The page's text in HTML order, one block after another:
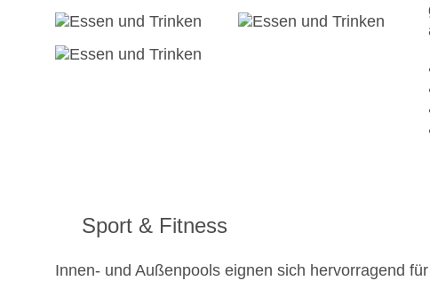
Sport & Fitness
Innen- und Außenpools eignen sich hervorragend